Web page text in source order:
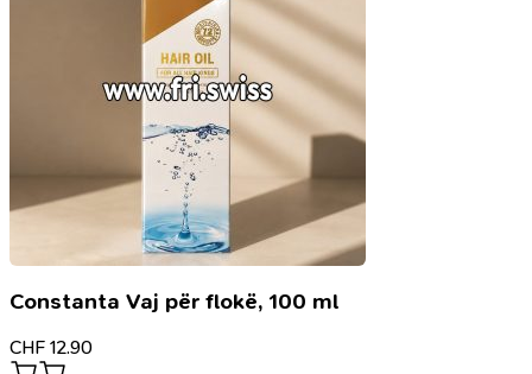
Constanta Vaj për flokë, 100 ml
CHF 12.90